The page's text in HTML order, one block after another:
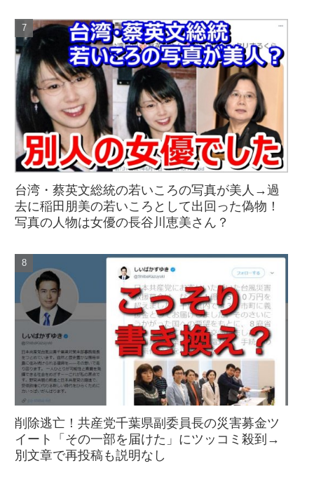
台湾・蔡英文総統の若いころの写真が美人→過
去に稲田朋美の若いころとして出回った偽物！
写真の人物は女優の長谷川恵美さん？
削除逃亡！共産党千葉県副委員長の災害募金ツ
イート「その一部を届けた」にツッコミ殺到→
別文章で再投稿も説明なし